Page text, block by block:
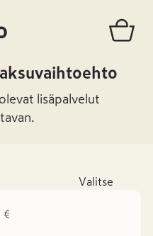
lisäpalvelut
Valitse
€